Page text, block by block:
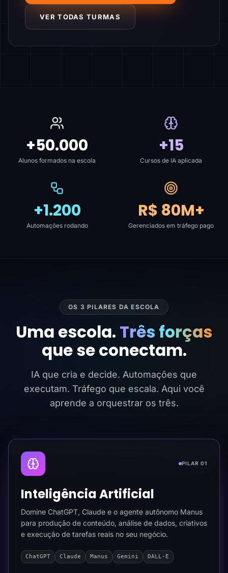
VER TODAS TURMAS
+50.000
Alunos formados na escola
+15
Cursos de IA aplicada
+1.200
Automações rodando
R$ 80M+
Gerenciados em tráfego pago
OS 3 PILARES DA ESCOLA
Uma escola. Três forças
que se conectam.
IA que cria e decide. Automações que
executam. Tráfego que escala. Aqui você
aprende a orquestrar os três.
PILAR 01
Inteligência Artificial
Domine ChatGPT, Claude e o agente autônomo Manus
para produção de conteúdo, análise de dados, criativos
e execução de tarefas reais no seu negócio.
ChatGPT Claude Manus Gemini DALL-E